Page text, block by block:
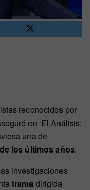
reconocidos por
en ‘El Análisis:
una de
los últimos años.
investigaciones
trama dirigida